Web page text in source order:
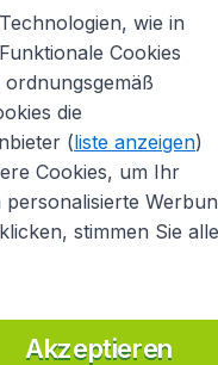
wie in
Cookies
die
(liste anzeigen)
Cookies, um Ihr
stimmen Sie
Akzeptieren